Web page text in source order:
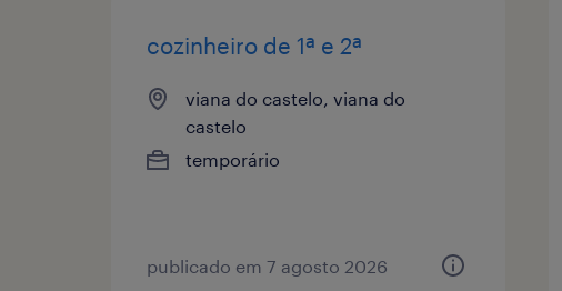
cozinheiro de 1ª e 2ª
viana do castelo, viana do
castelo
temporário
publicado em 7 agosto 2026